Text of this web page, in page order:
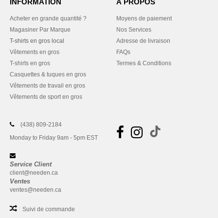
INFORMATION
Acheter en grande quantité ?
Magasiner Par Marque
T-shirts en gros local
Vêtements en gros
T-shirts en gros
Casquettes & tuques en gros
Vêtements de travail en gros
Vêtements de sport en gros
À PROPOS
Moyens de paiement
Nos Services
Adresse de livraison
FAQs
Termes & Conditions
(438) 809-2184
Monday to Friday 9am - 5pm EST
Service Client
client@needen.ca
Ventes
ventes@needen.ca
Suivi de commande